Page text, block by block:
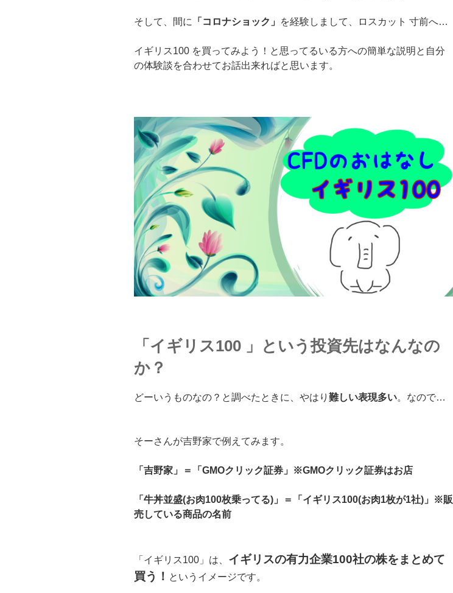
そして、間に 「コロナショック」 を経験しまして、ロスカット 寸前へ…
イギリス100 を買ってみよう！と思ってるいる方への簡単な説明と自分
の体験談を合わせてお話出来ればと思います。
「イギリス100 」という投資先はなんなの
か？
どーいうものなの？と調べたときに、やはり 難しい表現多い。なので…
そーさんが吉野家で例えてみます。
「吉野家」＝「GMOクリック証券」※GMOクリック証券はお店
「牛丼並盛(お肉100枚乗ってる)」＝「イギリス100(お肉1枚が1社)」※販
売している商品の名前
「イギリス100」は、 イギリスの有力企業100社の株をまとめて
買う！ というイメージです。